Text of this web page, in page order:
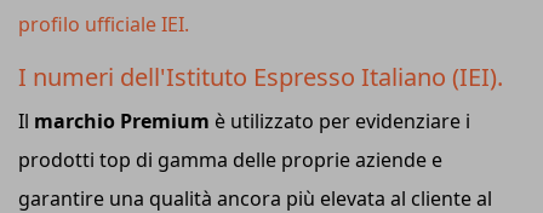
profilo ufficiale IEI.
I numeri dell'Istituto Espresso Italiano (IEI).
Il marchio Premium è utilizzato per evidenziare i
prodotti top di gamma delle proprie aziende e
garantire una qualità ancora più elevata al cliente al